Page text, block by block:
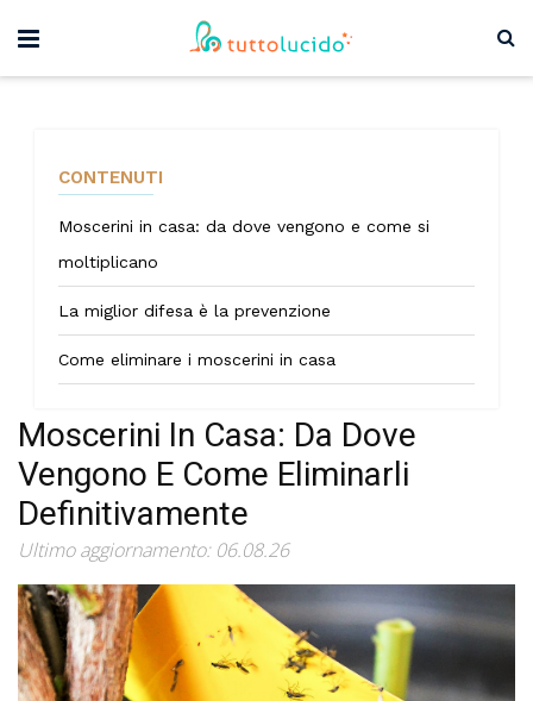
CONTENUTI
Moscerini in casa: da dove vengono e come si
moltiplicano
La miglior difesa è la prevenzione
Come eliminare i moscerini in casa
Moscerini In Casa: Da Dove
Vengono E Come Eliminarli
Definitivamente
Ultimo aggiornamento: 06.08.26